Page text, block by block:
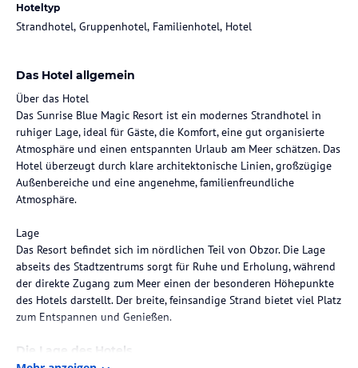
Hoteltyp
Strandhotel, Gruppenhotel, Familienhotel, Hotel
Das Hotel allgemein
Über das Hotel
Das Sunrise Blue Magic Resort ist ein modernes Strandhotel in
ruhiger Lage, ideal für Gäste, die Komfort, eine gut organisierte
Atmosphäre und einen entspannten Urlaub am Meer schätzen. Das
Hotel überzeugt durch klare architektonische Linien, großzügige
Außenbereiche und eine angenehme, familienfreundliche
Atmosphäre.
Lage
Das Resort befindet sich im nördlichen Teil von Obzor. Die Lage
abseits des Stadtzentrums sorgt für Ruhe und Erholung, während
der direkte Zugang zum Meer einen der besonderen Höhepunkte
des Hotels darstellt. Der breite, feinsandige Strand bietet viel Platz
zum Entspannen und Genießen.
Die Lage des Hotels